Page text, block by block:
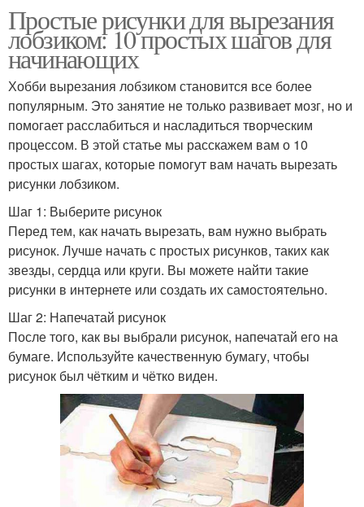
Простые рисунки для вырезания
лобзиком: 10 простых шагов для
начинающих
Хобби вырезания лобзиком становится все более
популярным. Это занятие не только развивает мозг, но и
помогает расслабиться и насладиться творческим
процессом. В этой статье мы расскажем вам о 10
простых шагах, которые помогут вам начать вырезать
рисунки лобзиком.
Шаг 1: Выберите рисунок
Перед тем, как начать вырезать, вам нужно выбрать
рисунок. Лучше начать с простых рисунков, таких как
звезды, сердца или круги. Вы можете найти такие
рисунки в интернете или создать их самостоятельно.
Шаг 2: Напечатай рисунок
После того, как вы выбрали рисунок, напечатай его на
бумаге. Используйте качественную бумагу, чтобы
рисунок был чётким и чётко виден.